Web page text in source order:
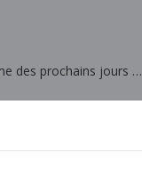
des prochains jours …